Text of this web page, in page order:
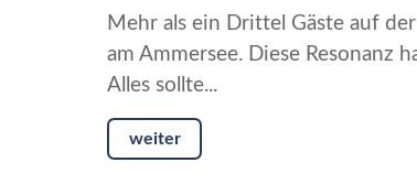
Mehr als ein Drittel Gäste auf
am Ammersee. Diese Resonanz
Alles sollte...
weiter